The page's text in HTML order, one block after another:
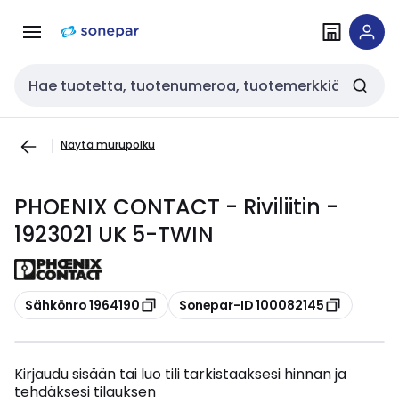
navigointiinsisältöön
Haku
Näytä murupolku
PHOENIX CONTACT - Riviliitin -
1923021 UK 5-TWIN
Kopioi
Sähkönro 1964190 Kopioi
Sonepar-ID 100082145
Kirjaudu sisään tai luo tili tarkistaaksesi hinnan ja
tehdäksesi tilauksen